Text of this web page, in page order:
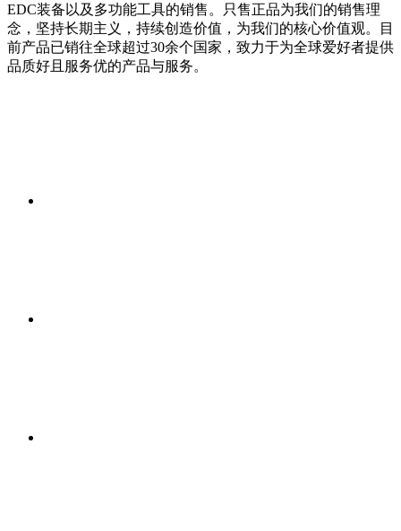
EDC装备以及多功能工具的销售。只售正品为我们的销售理
念，坚持长期主义，持续创造价值，为我们的核心价值观。目
前产品已销往全球超过30余个国家，致力于为全球爱好者提供
品质好且服务优的产品与服务。